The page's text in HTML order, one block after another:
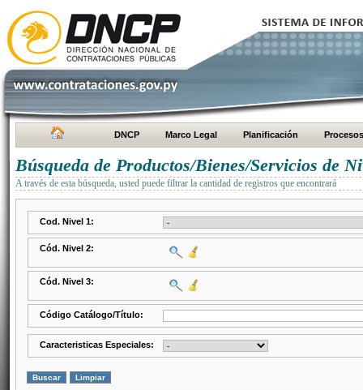
DNCP Marco Legal Planificación Procesos
Búsqueda de Productos/Bienes/Servicios de
A través de esta búsqueda, usted puede filtrar la cantidad de registros que encontrará
Cod. Nivel 1:
Cód. Nivel 2:
Cód. Nivel 3:
Código Catálogo/Título:
Caracteristicas Especiales: